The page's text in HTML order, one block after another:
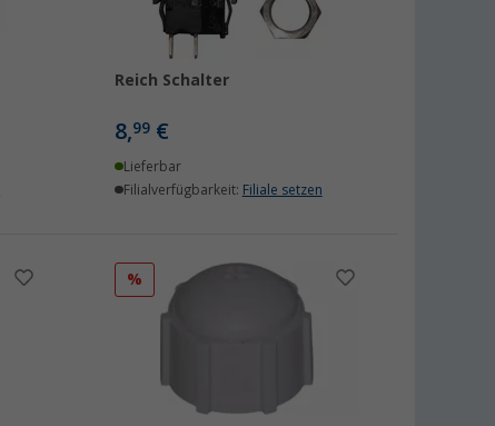
Reich Schalter
8,99 €
Lieferbar
Filialverfügbarkeit: Filiale setzen
%